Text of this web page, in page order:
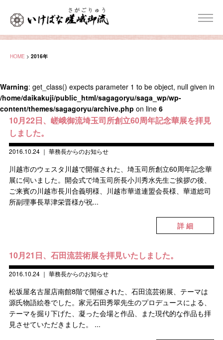
HOME > 2016年
Warning: get_class() expects parameter 1 to be object, null given in
/home/daikakuji/public_html/sagagoryu/saga_wp/wp-
content/themes/sagagoryu/archive.php on line 6
10月22日、嵯峨御流埼玉司所創立60周年記念華展を拝見
しました。
2016.10.24｜ 華務長からのお知らせ
川越市のウェスタ川越で開催された、埼玉司所創立60周年記念華
展に伺いました。開会式で埼玉司所長小川秀水先生ご挨拶の後、
ご来賓の川越市長川合義明様、川越市華道連盟会長様、華道総司
所副理事長草津栄晋様が祝...
詳 細
10月21日、石田流芸術展を拝見いたしました。
2016.10.24｜ 華務長からのお知らせ
松坂屋名古屋店南館8階で開催された、石田流芸術展、テーマは
源氏物語絵巻でした。家元石田秀翠先生のプロデュースによる、
テーマを掘り下げた、凝った会場と作品、また現代的な作品も拝
見させていただきました。 ...